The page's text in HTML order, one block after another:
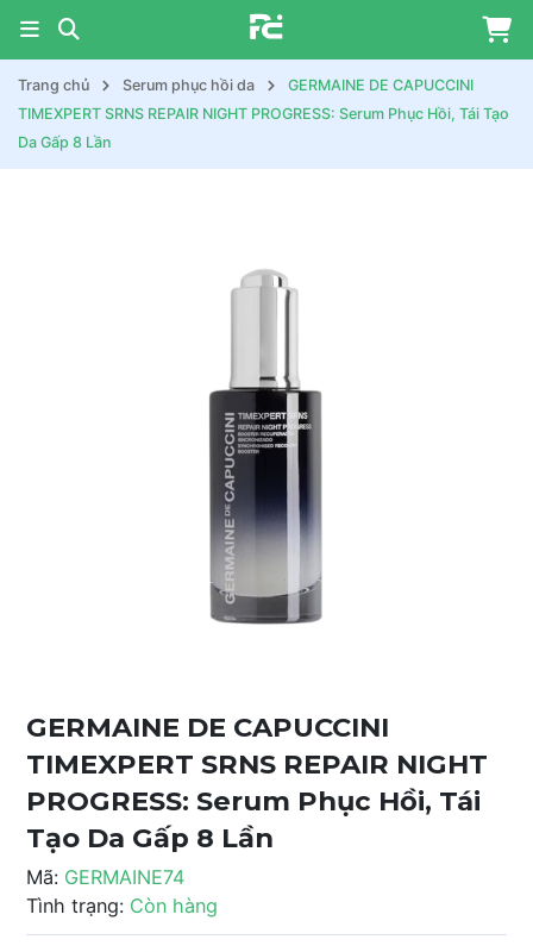
Trang chủ Serum phục hồi da
GERMAINE DE CAPUCCINI
TIMEXPERT SRNS REPAIR NIGHT PROGRESS: Serum Phục Hồi, Tái Tạo
Da Gấp 8 Lần
GERMAINE DE CAPUCCINI
TIMEXPERT SRNS REPAIR NIGHT
PROGRESS: Serum Phục Hồi, Tái
Tạo Da Gấp 8 Lần
Mã: GERMAINE74
Tình trạng: Còn hàng